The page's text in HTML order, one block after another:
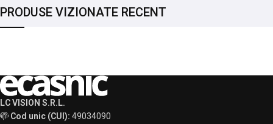
PRODUSE VIZIONATE RECENT
LC VISION S.R.L.
Cod unic (CUI): 49034090